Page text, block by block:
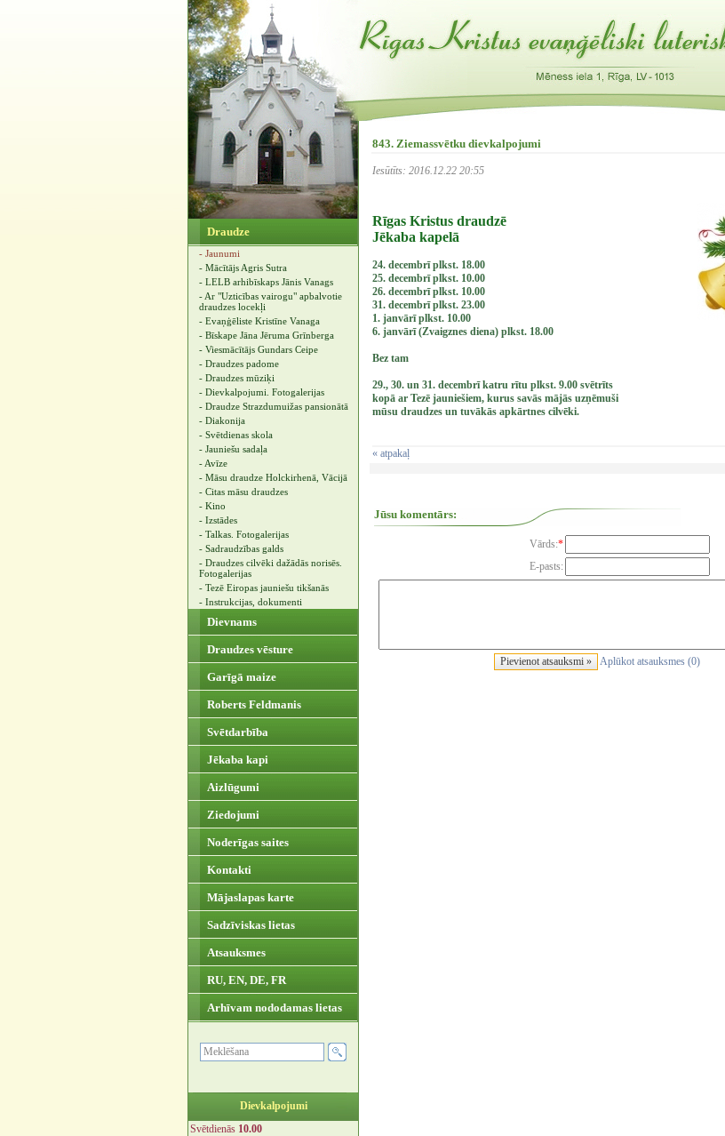
Draudze
- Jaunumi
- Mācītājs Agris Sutra
- LELB arhibīskaps Jānis Vanags
- Ar "Uzticības vairogu" apbalvotie
draudzes locekļi
- Evaņģēliste Kristīne Vanaga
- Bīskape Jāna Jēruma Grīnberga
- Viesmācītājs Gundars Ceipe
- Draudzes padome
- Draudzes mūziķi
- Dievkalpojumi. Fotogalerijas
- Draudze Strazdumuižas pansionātā
- Diakonija
- Svētdienas skola
- Jauniešu sadaļa
- Avīze
- Māsu draudze Holckirhenā, Vācijā
- Citas māsu draudzes
- Kino
- Izstādes
- Talkas. Fotogalerijas
- Sadraudzības galds
- Draudzes cilvēki dažādās norisēs.
Fotogalerijas
- Tezē Eiropas jauniešu tikšanās
- Instrukcijas, dokumenti
Dievnams
Draudzes vēsture
Garīgā maize
Roberts Feldmanis
Svētdarbība
Jēkaba kapi
Aizlūgumi
Ziedojumi
Noderīgas saites
Kontakti
Mājaslapas karte
Sadzīviskas lietas
Atsauksmes
RU, EN, DE, FR
Arhīvam nododamas lietas
Dievkalpojumi
Svētdienās 10.00
843. Ziemassvētku dievkalpojumi
Iesūtīts: 2016.12.22 20:55
Rīgas Kristus draudzē
Jēkaba kapelā
24. decembrī plkst. 18.00
25. decembrī plkst. 10.00
26. decembrī plkst. 10.00
31. decembrī plkst. 23.00
1. janvārī plkst. 10.00
6. janvārī (Zvaigznes diena) plkst. 18.00
Bez tam
29., 30. un 31. decembrī katru rītu plkst. 9.00 svētrīts
kopā ar Tezē jauniešiem, kurus savās mājās uzņēmuši
mūsu draudzes un tuvākās apkārtnes cilvēki.
« atpakaļ
Jūsu komentārs:
Vārds:*
E-pasts:
Aplūkot atsauksmes (0)